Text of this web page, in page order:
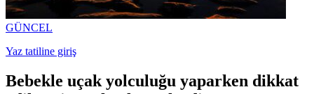
GÜNCEL
Yaz tatiline giriş
Bebekle uçak yolculuğu yaparken dikkat